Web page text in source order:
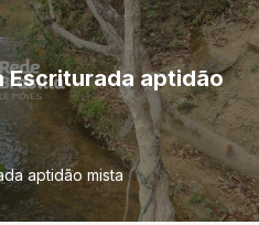
Escriturada aptidão
aptidão mista